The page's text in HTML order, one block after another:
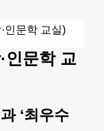
인문학 교
‘최우수